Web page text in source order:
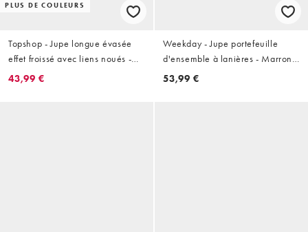
PLUS DE COULEURS
Topshop - Jupe longue évasée
effet froissé avec liens noués -
Chocolat
43,99 €
Weekday - Jupe portefeuille
d'ensemble à lanières - Marron
chiné
53,99 €